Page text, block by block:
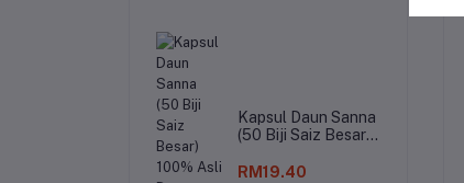
Kapsul Daun Sanna
(50 Biji Saiz Besar)
Sanna (Detox &
RM19.40